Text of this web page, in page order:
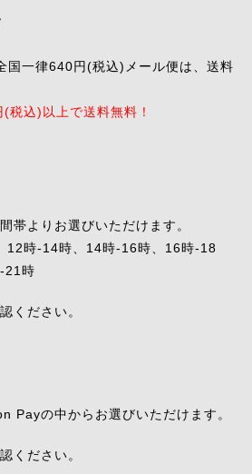
国一律640円(税込)メール便は、送料
税込)以上で送料無料！
帯よりお選びいただけます。
12時-14時、14時-16時、16時-18
21時
ください。
Payの中からお選びいただけます。
ください。